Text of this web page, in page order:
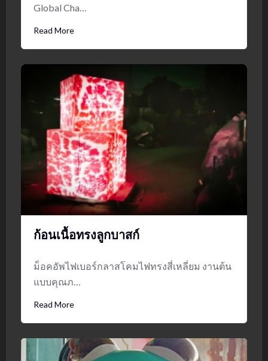
Global Cha…
Read More
ก้อนเนื้อทรงลูกบาสก์
ม็อคอัพไฟเบอร์กลาสโคมไฟทรงสี่เหลี่ยม งานต้น
แบบคุณภ…
Read More